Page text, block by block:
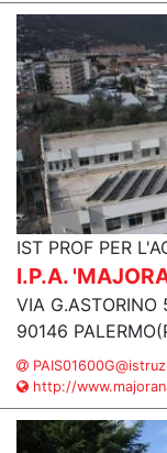
IST PROF PER
I.P.A.
VIA G.ASTORINO
90146
http://